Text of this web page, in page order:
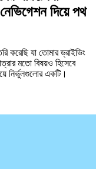
দিয়ে পথ
যা তোমার ড্রাইভিং
মতো বিষয়ও হিসেবে
নির্ভুলগুলোর একটি।